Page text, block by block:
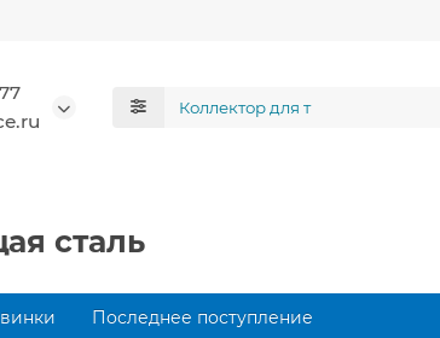
сталь
Последнее поступление